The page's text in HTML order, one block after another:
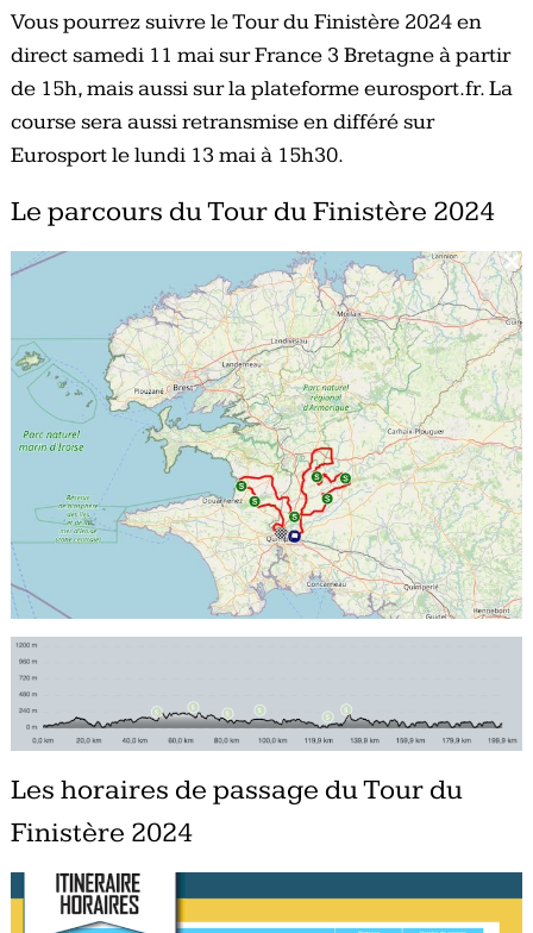
Vous pourrez suivre le Tour du Finistère 2024 en
direct samedi 11 mai sur France 3 Bretagne à partir
de 15h, mais aussi sur la plateforme eurosport.fr. La
course sera aussi retransmise en différé sur
Eurosport le lundi 13 mai à 15h30.
Le parcours du Tour du Finistère 2024
Les horaires de passage du Tour du
Finistère 2024